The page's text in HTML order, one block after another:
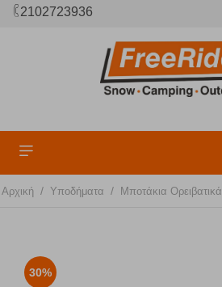
2102723936
Αρχική / Υποδήματα / Μποτάκια Ορειβατικά
30%